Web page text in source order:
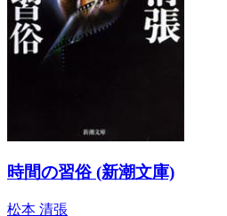
時間の習俗 (新潮文庫)
松本 清張